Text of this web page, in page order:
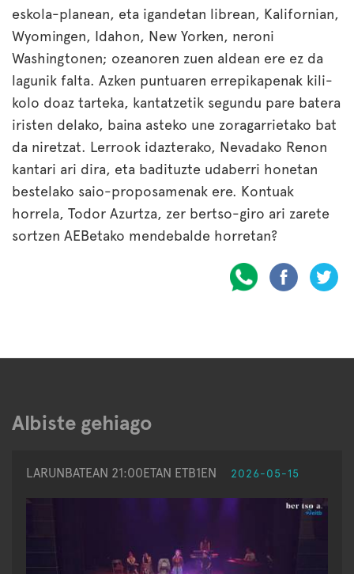
eskola-planean, eta igandetan librean, Kalifornian,
Wyomingen, Idahon, New Yorken, neroni
Washingtonen; ozeanoren zuen aldean ere ez da
lagunik falta. Azken puntuaren errepikapenak kili-
kolo doaz tarteka, kantatzetik segundu pare batera
iristen delako, baina asteko une zoragarrietako bat
da niretzat. Lerrook idazterako, Nevadako Renon
kantari ari dira, eta badituzte udaberri honetan
bestelako saio-proposamenak ere. Kontuak
horrela, Todor Azurtza, zer bertso-giro ari zarete
sortzen AEBetako mendebalde horretan?
Albiste gehiago
LARUNBATEAN 21:00ETAN ETB1EN 2026-05-15